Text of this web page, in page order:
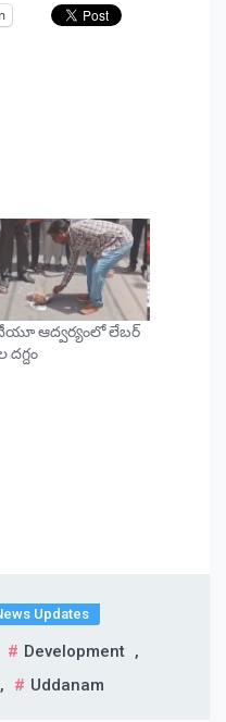
ఆద్వర్యంలో లేబర్
దగ్దం
Updates
Development ,
, Uddanam